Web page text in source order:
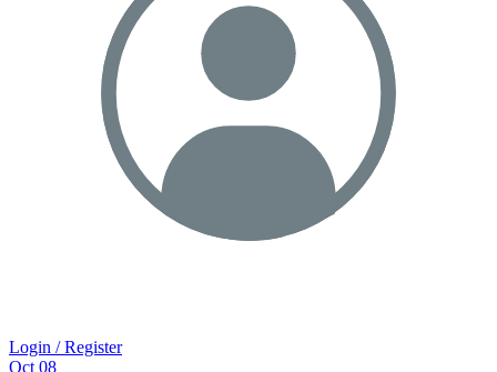
Login / Register
Oct 08